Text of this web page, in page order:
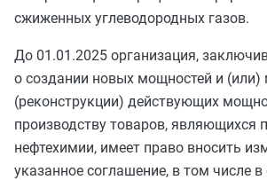
сжиженных углеводородных газов.
До 01.01.2025 организация,
о создании новых мощностей и (или)
(реконструкции) действующих
производству товаров, являющихся
нефтехимии, имеет право вносить
указанное соглашение, в том числе